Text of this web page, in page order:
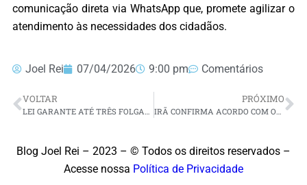
comunicação direta via WhatsApp que, promete agilizar o
atendimento às necessidades dos cidadãos.
Joel Rei 07/04/2026 9:00 pm Comentários
VOLTAR
LEI GARANTE ATÉ TRÊS FOLGAS POR ANO PARA EXAMES PREVENTIVOS
PRÓXIMO
IRÃ CONFIRMA ACORDO COM OS EUA E INDICA ABERTURA DO ESTREITO DE ORMUZ
Blog Joel Rei – 2023 – © Todos os direitos reservados –
Acesse nossa Política de Privacidade